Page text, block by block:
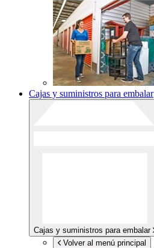
Cajas y suministros para embalar
Cajas y suministros para embalar
Volver al menú principal